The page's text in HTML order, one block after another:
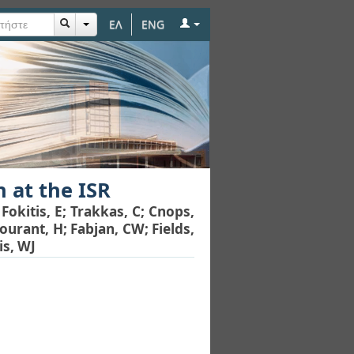
ΕΛ ENG
at the ISR
Fokitis, E;Trakkas, C; Cnops,
H; Fabjan, CW; Fields,
WJ